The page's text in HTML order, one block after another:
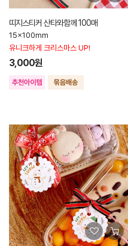
띠지스티커 산타와함께 100매
15x100mm
유니크하게 크리스마스 UP!
3,000원